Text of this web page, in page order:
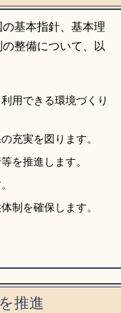
基本指針、基本理
整備について、以
用できる環境づくり
充実を図ります。
を推進します。
制を確保します。
推進